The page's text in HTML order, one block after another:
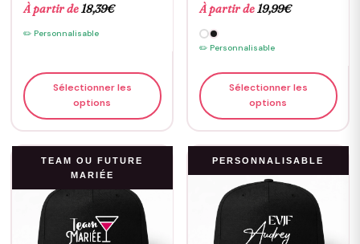
À partir de 18,39€
✏️ Personnalisable
Sélectionner les
options
À partir de 19,99€
✏️ Personnalisable
Sélectionner les
options
TEAM OU FUTURE
MARIÉE
PERSONNALISABLE